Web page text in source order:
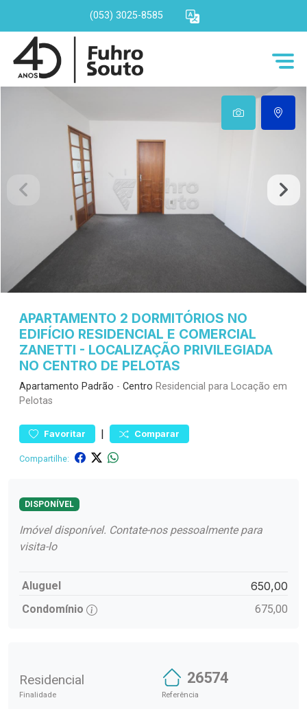
(053) 3025-8585
APARTAMENTO 2 DORMITÓRIOS NO
EDIFÍCIO RESIDENCIAL E COMERCIAL
ZANETTI - LOCALIZAÇÃO PRIVILEGIADA
NO CENTRO DE PELOTAS
Apartamento Padrão - Centro Residencial para Locação em
Pelotas
Favoritar | Comparar
Compartilhe:
DISPONÍVEL
Imóvel disponível. Contate-nos pessoalmente para
visita-lo
Aluguel 650,00
Condomínio 675,00
Residencial
Finalidade
26574
Referência